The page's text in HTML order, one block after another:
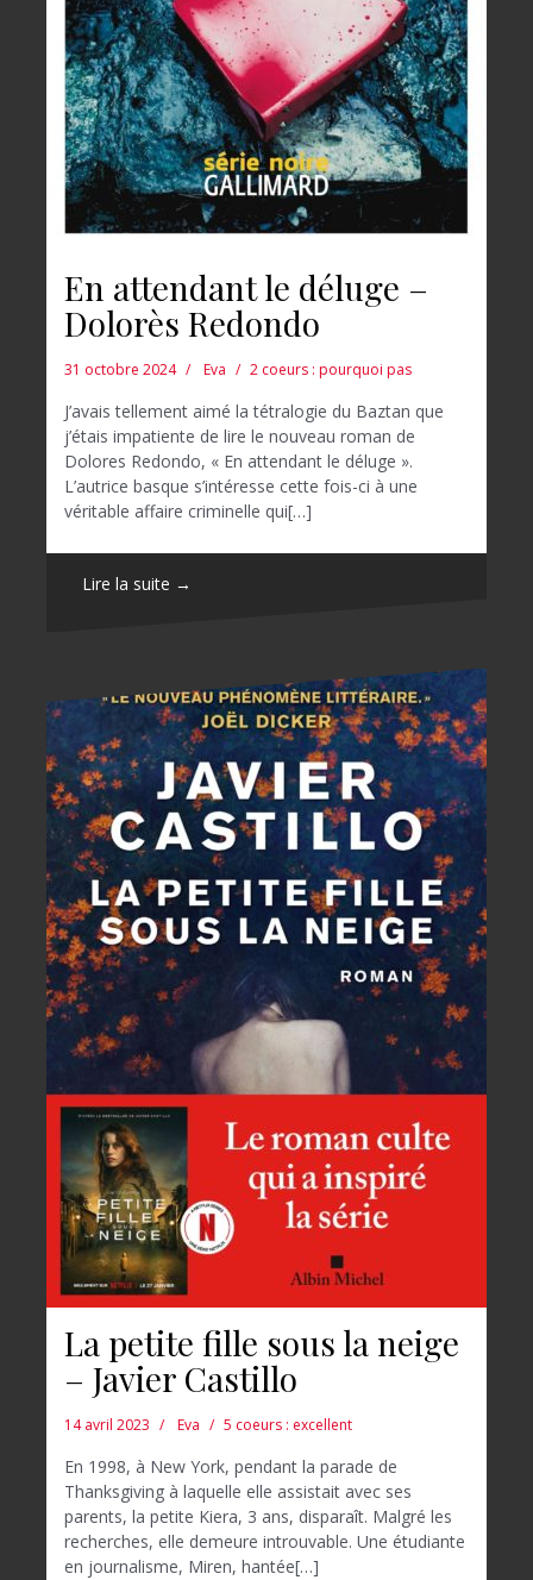
En attendant le déluge –
Dolorès Redondo
31 octobre 2024 Eva 2 coeurs : pourquoi pas
J’avais tellement aimé la tétralogie du Baztan que
j’étais impatiente de lire le nouveau roman de
Dolores Redondo, « En attendant le déluge ».
L’autrice basque s’intéresse cette fois-ci à une
véritable affaire criminelle qui[…]
Lire la suite →
La petite fille sous la neige
– Javier Castillo
14 avril 2023 Eva 5 coeurs : excellent
En 1998, à New York, pendant la parade de
Thanksgiving à laquelle elle assistait avec ses
parents, la petite Kiera, 3 ans, disparaît. Malgré les
recherches, elle demeure introuvable. Une étudiante
en journalisme, Miren, hantée[…]